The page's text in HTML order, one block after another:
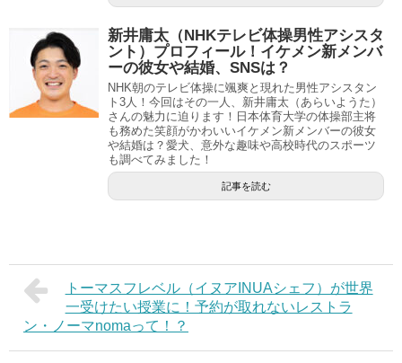
新井庸太（NHKテレビ体操男性アシスタ
ント）プロフィール！イケメン新メンバ
ーの彼女や結婚、SNSは？
NHK朝のテレビ体操に颯爽と現れた男性アシスタン
ト3人！今回はその一人、新井庸太（あらいようた）
さんの魅力に迫ります！日本体育大学の体操部主将
も務めた笑顔がかわいいイケメン新メンバーの彼女
や結婚は？愛犬、意外な趣味や高校時代のスポーツ
も調べてみました！
記事を読む
トーマスフレベル（イヌアINUAシェフ）が世界
一受けたい授業に！予約が取れないレストラ
ン・ノーマnomaって！？